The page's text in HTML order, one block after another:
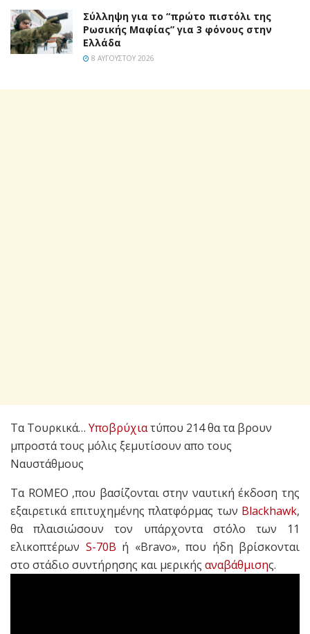
Σύλληψη για το “πρώτο πιστόλι της
Ρωσικής Μαφίας” για 3 φόνους στην
Ελλάδα
8 ΑΥΓΟΎΣΤΟΥ 2026
Τα Τουρκικά… Υποβρύχιατύπου 214 θα τα βρουν
μπροστά τους μόλις ξεμυτίσουν απο τους
Ναυστάθμους
Τα ROMEO ,που βασίζονται στην ναυτική έκδοση της
εξαιρετικά επιτυχημένης πλατφόρμας των Blackhawk,
θα πλαισιώσουν τον υπάρχοντα στόλο των 11
ελικοπτέρων S-70B ή «Bravo», που ήδη βρίσκονται
στο στάδιο συντήρησης και μερικής αναβάθμισης.